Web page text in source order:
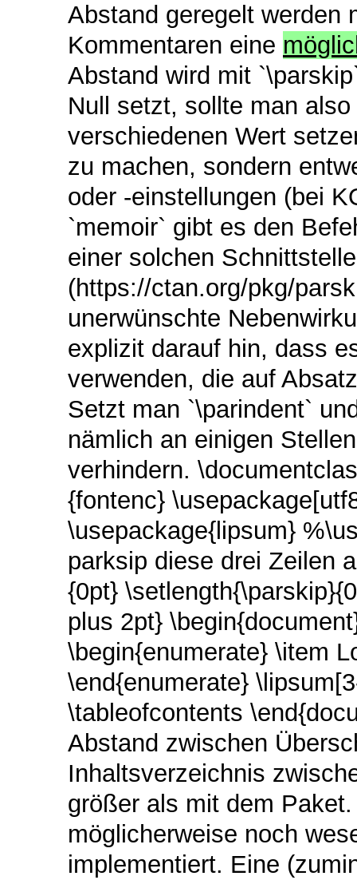
Abstand geregelt werden
Kommentaren eine
Abstand wird mit
Null setzt, sollte man
verschiedenen Wert
zu machen, sondern
oder -einstellungen (bei
`memoir` gibt es den
einer solchen
(https://ctan.org/pkg/
unerwünschte
explizit darauf hin, dass
verwenden, die auf
Setzt man `\parindent`
nämlich an einigen
verhindern.
{fontenc}
\usepackage{lipsum}
parksip diese drei Zeilen
{0pt}
plus 2pt}
\begin{enumerate} \item
\end{enumerate}
\tableofcontents
Abstand zwischen
Inhaltsverzeichnis
größer als mit dem
möglicherweise noch
implementiert. Eine